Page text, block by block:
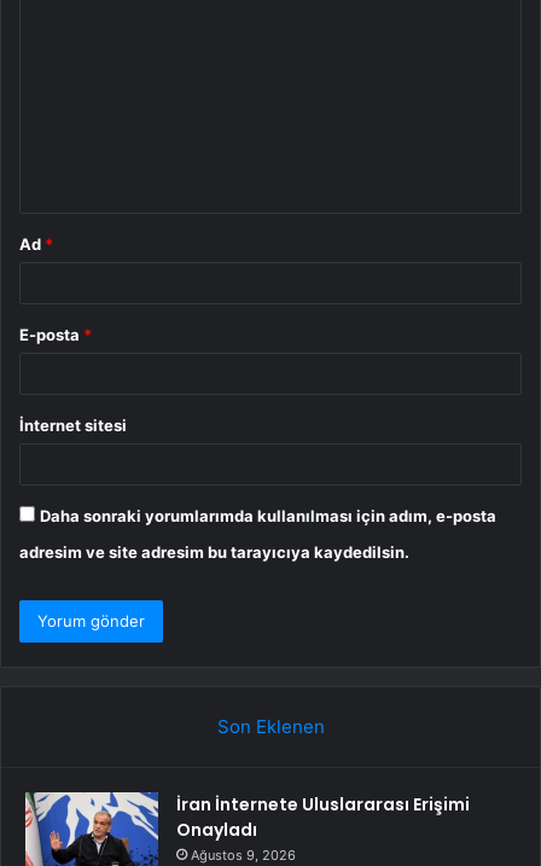
Ad *
E-posta *
İnternet sitesi
Daha sonraki yorumlarımda kullanılması için adım, e-posta
adresim ve site adresim bu tarayıcıya kaydedilsin.
Son Eklenen
İran İnternete Uluslararası Erişimi
Onayladı
Ağustos 9, 2026